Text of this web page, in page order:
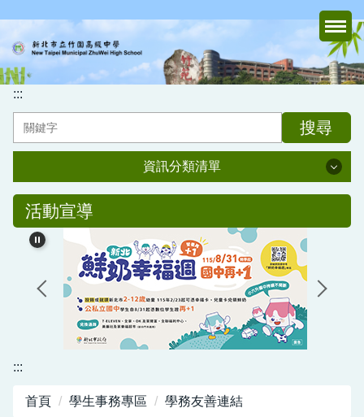
主
要
內
容
:::
搜尋
資訊分類清單
資訊分類清單
認識竹中
行政處室
家長會
媒體報導專區
活動宣導
:::
首頁 學生事務專區 學務友善連結